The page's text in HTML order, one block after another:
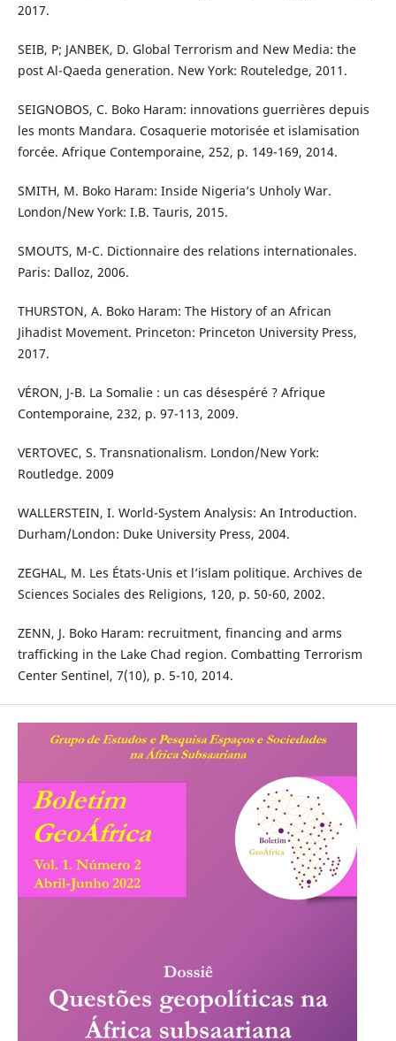
2017.
SEIB, P; JANBEK, D. Global Terrorism and New Media: the
post Al-Qaeda generation. New York: Routeledge, 2011.
SEIGNOBOS, C. Boko Haram: innovations guerrières depuis
les monts Mandara. Cosaquerie motorisée et islamisation
forcée. Afrique Contemporaine, 252, p. 149-169, 2014.
SMITH, M. Boko Haram: Inside Nigeria’s Unholy War.
London/New York: I.B. Tauris, 2015.
SMOUTS, M-C. Dictionnaire des relations internationales.
Paris: Dalloz, 2006.
THURSTON, A. Boko Haram: The History of an African
Jihadist Movement. Princeton: Princeton University Press,
2017.
VÉRON, J-B. La Somalie : un cas désespéré ? Afrique
Contemporaine, 232, p. 97-113, 2009.
VERTOVEC, S. Transnationalism. London/New York:
Routledge. 2009
WALLERSTEIN, I. World-System Analysis: An Introduction.
Durham/London: Duke University Press, 2004.
ZEGHAL, M. Les États-Unis et l’islam politique. Archives de
Sciences Sociales des Religions, 120, p. 50-60, 2002.
ZENN, J. Boko Haram: recruitment, financing and arms
trafficking in the Lake Chad region. Combatting Terrorism
Center Sentinel, 7(10), p. 5-10, 2014.